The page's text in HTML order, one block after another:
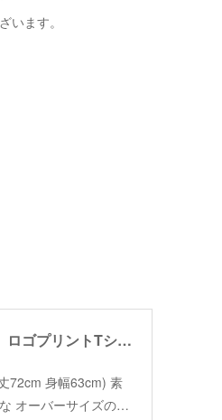
います。
【thomas magpie】logo print Tshirt /【トーマスマグパイ】ロゴプリントTシャツ
72cm 身幅63cm) 素
オーバーサイズの…